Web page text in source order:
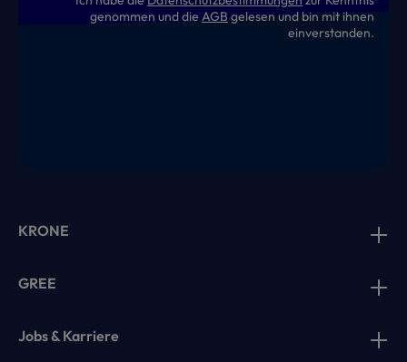
genommen und die AGB gelesen und bin mit ihnen
einverstanden.
KRONE
GREE
Jobs & Karriere